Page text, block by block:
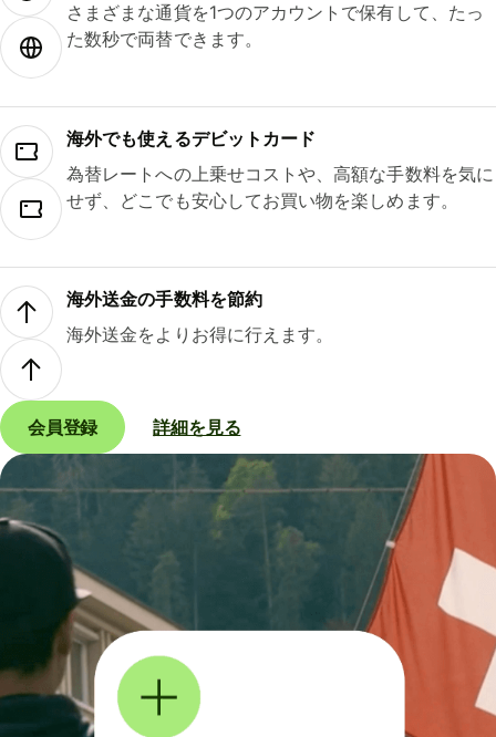
さまざまな通貨を1つのアカウントで保有して、たっ
た数秒で両替できます。
海外でも使えるデビットカード
為替レートへの上乗せコストや、高額な手数料を気に
せず、どこでも安心してお買い物を楽しめます。
海外送金の手数料を節約
海外送金をよりお得に行えます。
会員登録 詳細を見る